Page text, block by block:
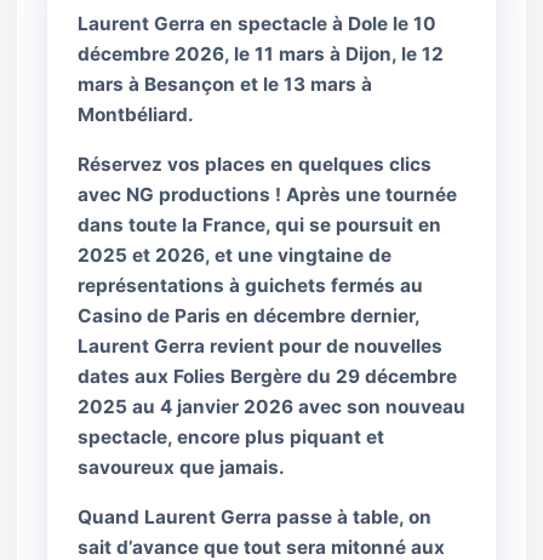
Laurent Gerra en spectacle à Dole le 10
décembre 2026, le 11 mars à Dijon, le 12
mars à Besançon et le 13 mars à
Montbéliard.
Réservez vos places en quelques clics
avec NG productions ! Après une tournée
dans toute la France, qui se poursuit en
2025 et 2026, et une vingtaine de
représentations à guichets fermés au
Casino de Paris en décembre dernier,
Laurent Gerra revient pour de nouvelles
dates aux Folies Bergère du 29 décembre
2025 au 4 janvier 2026 avec son nouveau
spectacle, encore plus piquant et
savoureux que jamais.
Quand Laurent Gerra passe à table, on
sait d’avance que tout sera mitonné aux